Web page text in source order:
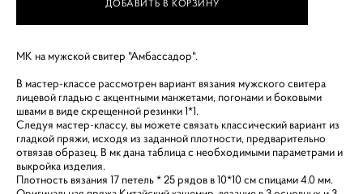
ДОБАВИТЬ В КОРЗИНУ
МК на мужской свитер "Амбассадор".
В мастер-классе рассмотрен вариант вязания мужского свитера
лицевой гладью с акцентными манжетами, погонами и боковыми
швами в виде скрещенной резинки 1*1.
Следуя мастер-классу, вы можете связать классический вариант из
гладкой пряжи, исходя из заданной плотности, предварительно
отвязав образец. В мк дана таблица с необходимыми параметрами и
выкройка изделия.
Плотность вязания 17 петель * 25 рядов в 10*10 см спицами 4.0 мм.